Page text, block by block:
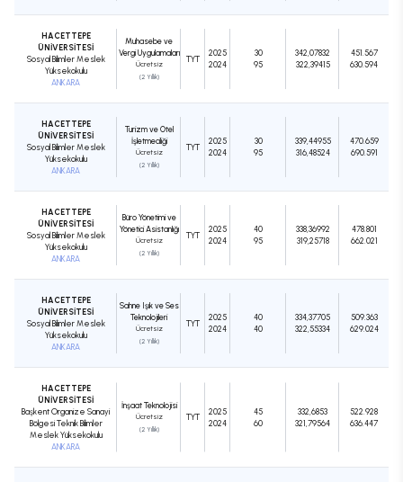
HACETTEPE
ÜNİVERSİTESİ
Sosyal Bilimler Meslek
Yüksekokulu
ANKARA
Muhasebe ve
Vergi Uygulamaları
Ücretsiz
(2 Yıllık)
TYT
2025
2024
30
95
342,07832
322,39415
451.567
630.594
HACETTEPE
ÜNİVERSİTESİ
Sosyal Bilimler Meslek
Yüksekokulu
ANKARA
Turizm ve Otel
İşletmeciliği
Ücretsiz
(2 Yıllık)
TYT
2025
2024
30
95
339,44955
316,48524
470.659
690.591
HACETTEPE
ÜNİVERSİTESİ
Sosyal Bilimler Meslek
Yüksekokulu
ANKARA
Büro Yönetimi ve
Yönetici Asistanlığı
Ücretsiz
(2 Yıllık)
TYT
2025
2024
40
95
338,36992
319,25718
478.801
662.021
HACETTEPE
ÜNİVERSİTESİ
Sosyal Bilimler Meslek
Yüksekokulu
ANKARA
Sahne Işık ve Ses
Teknolojileri
Ücretsiz
(2 Yıllık)
TYT
2025
2024
40
40
334,37705
322,55334
509.363
629.024
HACETTEPE
ÜNİVERSİTESİ
Başkent Organize Sanayi
Bölgesi Teknik Bilimler
Meslek Yüksekokulu
ANKARA
İnşaat Teknolojisi
Ücretsiz
(2 Yıllık)
TYT
2025
2024
45
60
332,6853
321,79564
522.928
636.447